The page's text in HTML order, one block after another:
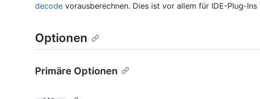
decode vorausberechnen. Dies ist vor allem für IDE-Plug-Ins
Optionen
Primäre Optionen